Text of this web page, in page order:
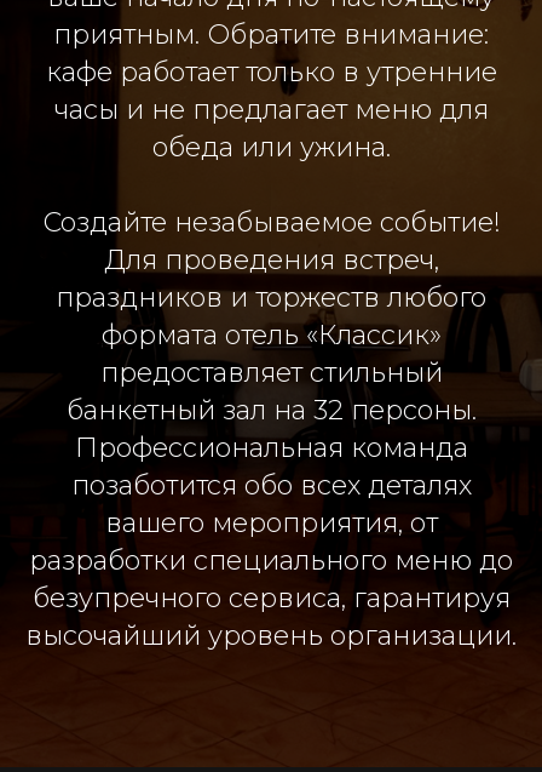
приятным. Обратите внимание:
кафе работает только в утренние
часы и не предлагает меню для
обеда или ужина.
Создайте незабываемое событие!
Для проведения встреч,
праздников и торжеств любого
формата отель «Классик»
предоставляет стильный
банкетный зал на 32 персоны.
Профессиональная команда
позаботится обо всех деталях
вашего мероприятия, от
разработки специального меню до
безупречного сервиса, гарантируя
высочайший уровень организации.